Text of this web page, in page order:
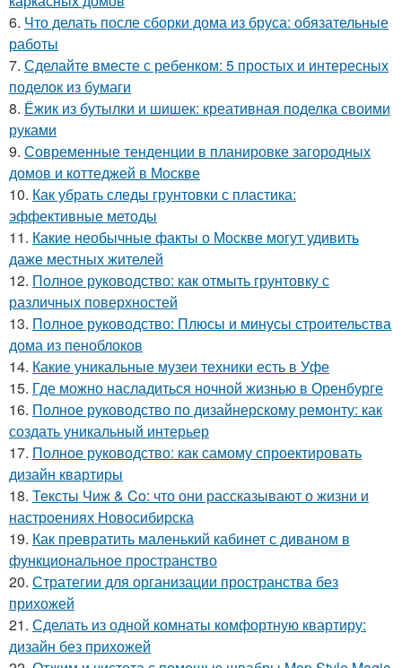
6. Что делать после сборки дома из бруса: обязательные
работы
7. Сделайте вместе с ребенком: 5 простых и интересных
поделок из бумаги
8. Ёжик из бутылки и шишек: креативная поделка своими
руками
9. Современные тенденции в планировке загородных
домов и коттеджей в Москве
10. Как убрать следы грунтовки с пластика:
эффективные методы
11. Какие необычные факты о Москве могут удивить
даже местных жителей
12. Полное руководство: как отмыть грунтовку с
различных поверхностей
13. Полное руководство: Плюсы и минусы строительства
дома из пеноблоков
14. Какие уникальные музеи техники есть в Уфе
15. Где можно насладиться ночной жизнью в Оренбурге
16. Полное руководство по дизайнерскому ремонту: как
создать уникальный интерьер
17. Полное руководство: как самому спроектировать
дизайн квартиры
18. Тексты Чиж & Co: что они рассказывают о жизни и
настроениях Новосибирска
19. Как превратить маленький кабинет с диваном в
функциональное пространство
20. Стратегии для организации пространства без
прихожей
21. Сделать из одной комнаты комфортную квартиру:
дизайн без прихожей